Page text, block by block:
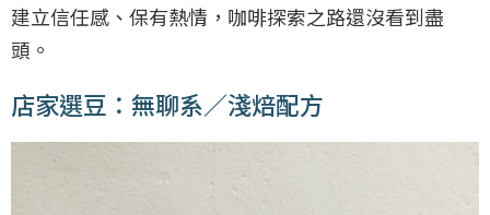
建立信任感、保有熱情，咖啡探索之路還沒看到盡
頭。
店家選豆：無聊系／淺焙配方